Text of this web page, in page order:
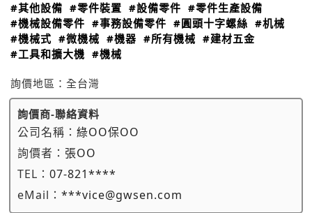
#其他設備 #零件裝置 #設備零件 #零件生產設備
#機械設備零件 #事務設備零件 #圓頭十字螺絲 #机械
#機械式 #微機械 #機器 #所有機械 #建材五金
#工具和擴大機 #機械
詢價地區： 全台灣
詢價商-聯絡資料
公司名稱： 綠OO保OO
詢價者： 張OO
TEL： 07-821****
eMail： ***vice@gwsen.com